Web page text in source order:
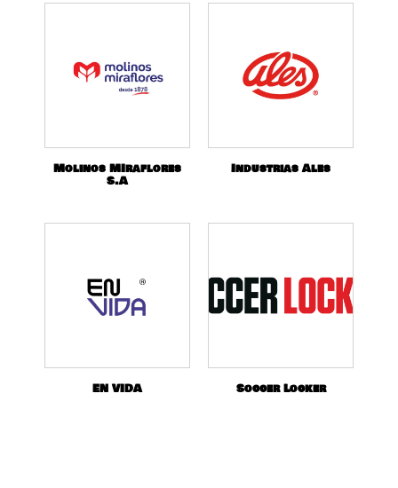
Molinos MIraflores
S.A
Industrias Ales
EN VIDA Soccer Locker